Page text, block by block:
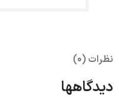
نظرات (0)
دیدگاهها